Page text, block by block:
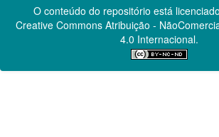
O conteúdo do repositório está
Creative CommonsAtribuição -
4.0 Internacional.